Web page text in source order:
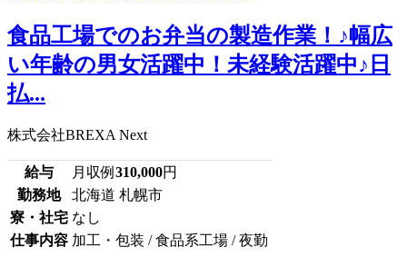
食品工場でのお弁当の製造作業！♪幅広
い年齢の男女活躍中！未経験活躍中♪日
払...
株式会社BREXA Next
給与 月収例 310,000円
勤務地
北海道 札幌市
寮・社宅 なし
仕事内容 加工・包装 / 食品系工場 / 夜勤